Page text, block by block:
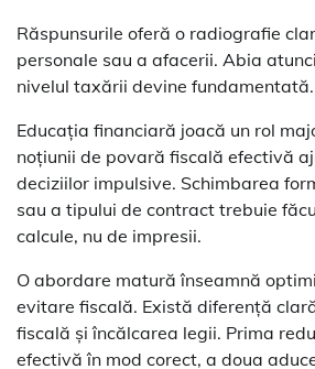
Răspunsurile oferă o radiografie
personale sau a afacerii. Abia
nivelul taxării devine fundamentată.
Educația financiară joacă un rol
noțiunii de povară fiscală efectivă
deciziilor impulsive. Schimbarea
sau a tipului de contract trebuie
calcule, nu de impresii.
O abordare matură înseamnă
evitare fiscală. Există diferență
fiscală și încălcarea legii. Prima
efectivă în mod corect, a doua